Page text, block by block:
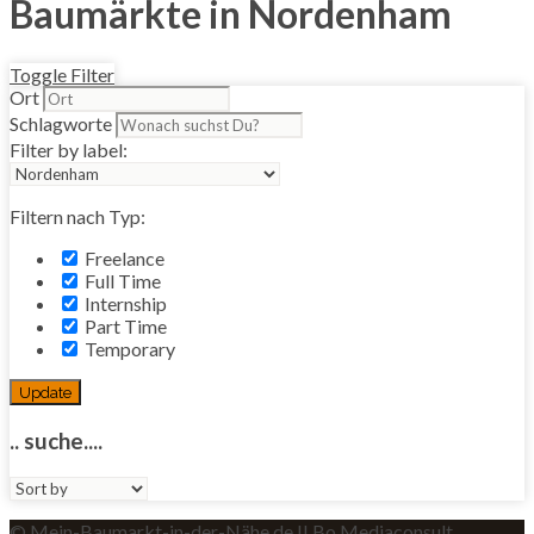
Baumärkte in Nordenham
Toggle Filter
Ort
Schlagworte
Filter by label:
Filtern nach Typ:
Freelance
Full Time
Internship
Part Time
Temporary
Update
.. suche....
Sort